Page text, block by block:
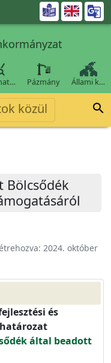

Pázmány Állami k…
közül 
Bölcsődék
2024. október
és
által beadott